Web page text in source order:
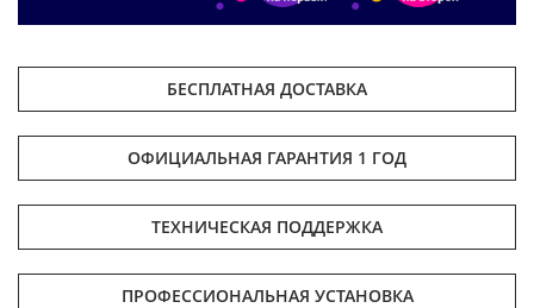
БЕСПЛАТНАЯ ДОСТАВКА
ОФИЦИАЛЬНАЯ ГАРАНТИЯ 1 ГОД
ТЕХНИЧЕСКАЯ ПОДДЕРЖКА
ПРОФЕССИОНАЛЬНАЯ УСТАНОВКА